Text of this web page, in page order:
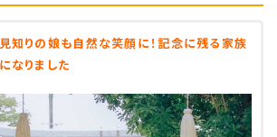
知りの娘も自然な笑顔に！記念に残る家族
なりました